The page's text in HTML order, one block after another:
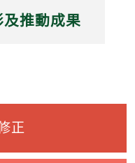
推動成果
正